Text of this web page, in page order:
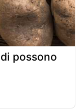
possono